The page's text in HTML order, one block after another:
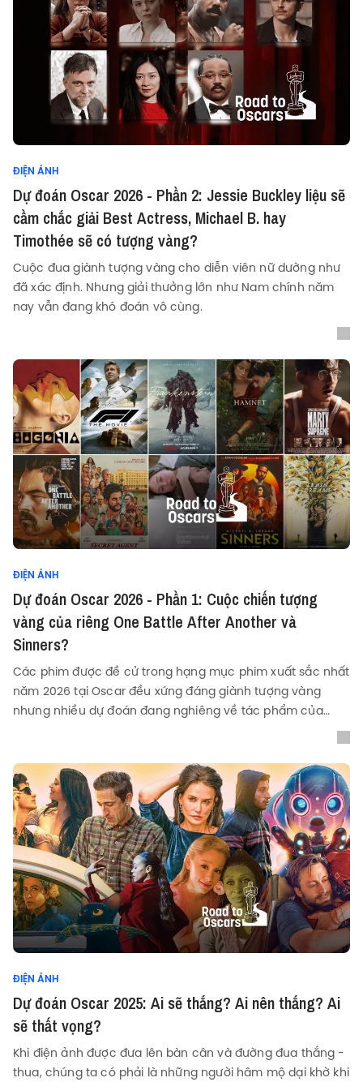
ĐIỆN ẢNH
Dự đoán Oscar 2026 - Phần 2: Jessie Buckley liệu sẽ
cầm chắc giải Best Actress, Michael B. hay
Timothée sẽ có tượng vàng?
Cuộc đua giành tượng vàng cho diễn viên nữ dường như
đã xác định. Nhưng giải thưởng lớn như Nam chính năm
nay vẫn đang khó đoán vô cùng.
ĐIỆN ẢNH
Dự đoán Oscar 2026 - Phần 1: Cuộc chiến tượng
vàng của riêng One Battle After Another và
Sinners?
Các phim được đề cử trong hạng mục phim xuất sắc nhất
năm 2026 tại Oscar đều xứng đáng giành tượng vàng
nhưng nhiều dự đoán đang nghiêng về tác phẩm của
ĐIỆN ẢNH
Dự đoán Oscar 2025: Ai sẽ thắng? Ai nên thắng? Ai
sẽ thất vọng?
Khi điện ảnh được đưa lên bàn cân và đường đua thắng -
thua, chúng ta có phải là những người hâm mộ dại khờ khi